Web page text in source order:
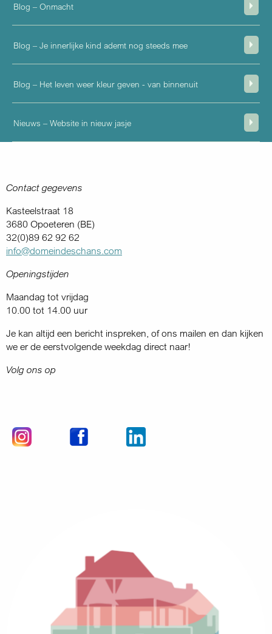
Blog – Onmacht
Blog – Je innerlijke kind ademt nog steeds mee
Blog – Het leven weer kleur geven - van binnenuit
Nieuws – Website in nieuw jasje
Contact gegevens
Kasteelstraat 18
3680 Opoeteren (BE)
32(0)89 62 92 62
info@domeindeschans.com
Openingstijden
Maandag tot vrijdag
10.00 tot 14.00 uur
Je kan altijd een bericht inspreken, of ons mailen en dan kijken
we er de eerstvolgende weekdag direct naar!
Volg ons op